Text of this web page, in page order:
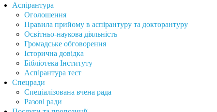
Аспірантура
Оголошення
Правила прийому в аспірантуру та докторантуру
Освітньо-наукова діяльність
Громадське обговорення
Історична довідка
Бібліотека Інституту
Аспірантура тест
Спецради
Спеціалізована вчена рада
Разові ради